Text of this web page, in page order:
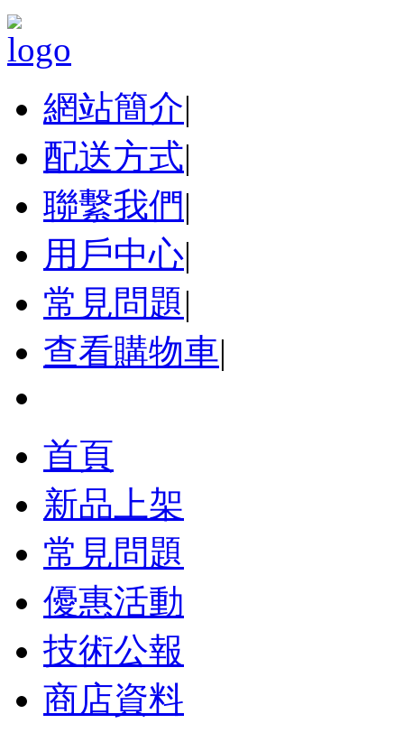
網站簡介|
配送方式|
聯繫我們|
用戶中心|
常見問題|
查看購物車|
首頁
新品上架
常見問題
優惠活動
技術公報
商店資料